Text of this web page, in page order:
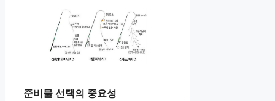
준비물 선택의 중요성